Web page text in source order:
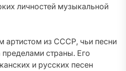
личностей музыкальной
артистом из СССР, чьи песни
страны. Его
и русских песен